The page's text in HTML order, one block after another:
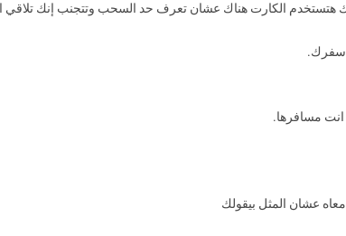
هتستخدم الكارت هناك عشان تعرف حد السحب وتتجنب إنك تلاقي
عشان المثل بيقولك